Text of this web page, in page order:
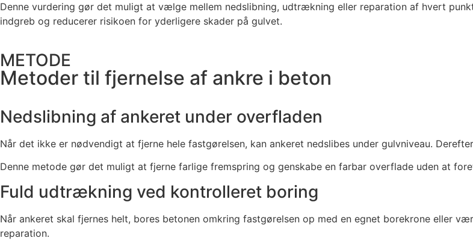
Denne vurdering gør det muligt at vælge mellem nedslibning, udtrækning eller reparation af hvert
indgreb og reducerer risikoen for yderligere skader på gulvet.
METODE
Metoder til fjernelse af ankre i beton
Nedslibning af ankeret under overfladen
Når det ikke er nødvendigt at fjerne hele fastgørelsen, kan ankeret nedslibes under gulvniveau.
Denne metode gør det muligt at fjerne farlige fremspring og genskabe en farbar overflade uden at
Fuld udtrækning ved kontrolleret boring
Når ankeret skal fjernes helt, bores betonen omkring fastgørelsen op med en egnet borekrone eller
reparation.